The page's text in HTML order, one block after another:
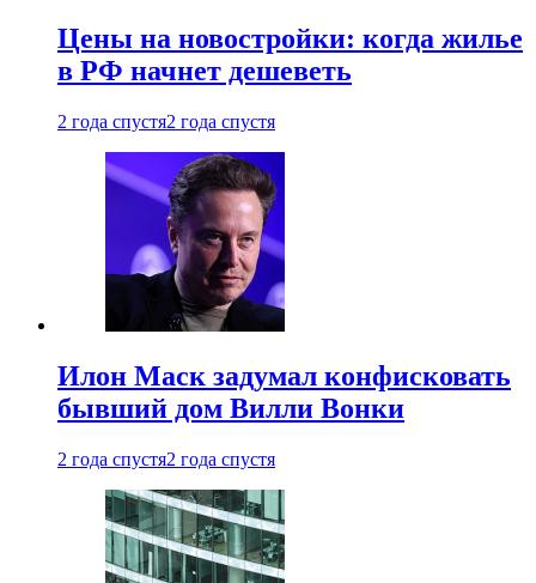
Цены на новостройки: когда жилье
в РФ начнет дешеветь
2 года спустя2 года спустя
Илон Маск задумал конфисковать
бывший дом Вилли Вонки
2 года спустя2 года спустя